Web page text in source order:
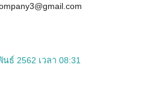
ธ์ 2562 เวลา 08:31